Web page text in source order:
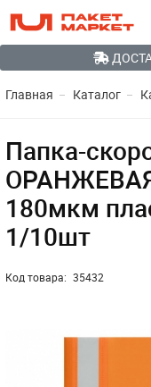
Главная Каталог
Папка-
ОРАНЖЕВАЯ
180мкм
1/10шт
Код товара: 35432